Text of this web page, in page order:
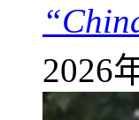
2026